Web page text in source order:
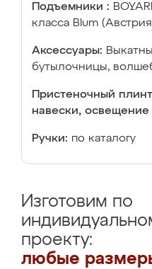
Подъемники :
класса Blum
Аксессуары:
бутылочницы,
Пристеночный
навески, освещение
Ручки: по каталогу
Изготовим по
проекту:
любые